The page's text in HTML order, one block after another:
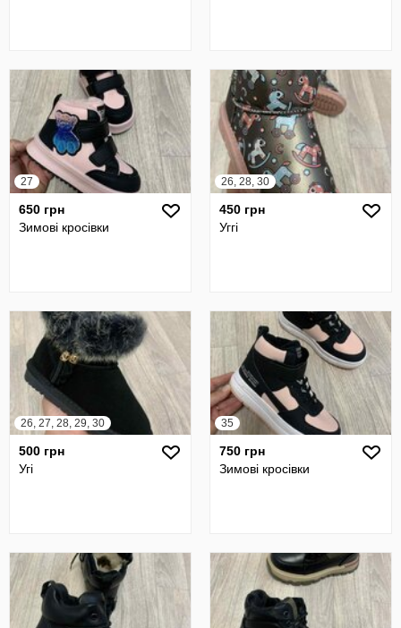
27
650 грн
Зимові кросівки
26, 28, 30
450 грн
Уггі
26, 27, 28, 29, 30
500 грн
Угі
35
750 грн
Зимові кросівки